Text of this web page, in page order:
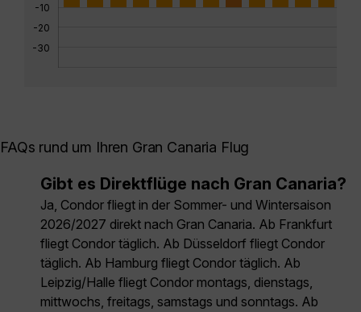
-10
-20
-30
FAQs rund um Ihren Gran Canaria Flug
Gibt es Direktflüge nach Gran Canaria?
Ja, Condor fliegt in der Sommer- und Wintersaison
2026/2027 direkt nach Gran Canaria. Ab Frankfurt
fliegt Condor täglich. Ab Düsseldorf fliegt Condor
täglich. Ab Hamburg fliegt Condor täglich. Ab
Leipzig/Halle fliegt Condor montags, dienstags,
mittwochs, freitags, samstags und sonntags. Ab